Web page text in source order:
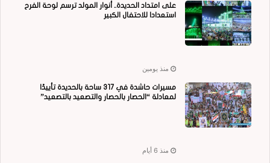
على امتداد الحديدة.. أنوار المولد ترسم لوحة الفرح
استعدادا للاحتفال الكبير
منذ يومين
مسيرات حاشدة في 317 ساحة بالحديدة تأييدًا
لمعادلة “الحصار بالحصار والتصعيد بالتصعيد”
منذ 6 أيام